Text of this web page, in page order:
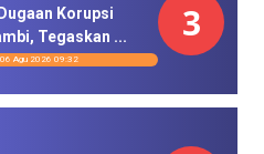
Korupsi
Tegaskan ...
06 Agu 2026 09:32
3